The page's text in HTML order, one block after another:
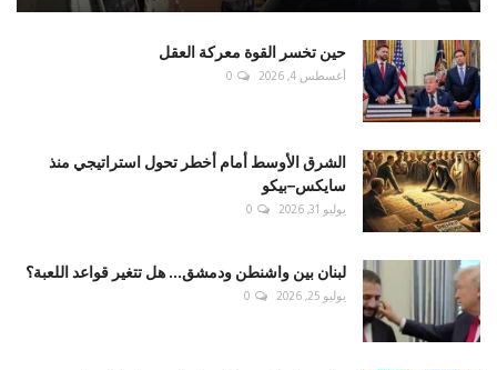
حين تخسر القوة معركة العقل
أغسطس 4, 2026 0
الشرق الأوسط أمام أخطر تحول استراتيجي منذ
سايكس–بيكو
يوليو 31, 2026 0
لبنان بين واشنطن ودمشق... هل تتغير قواعد اللعبة؟
يوليو 25, 2026 0